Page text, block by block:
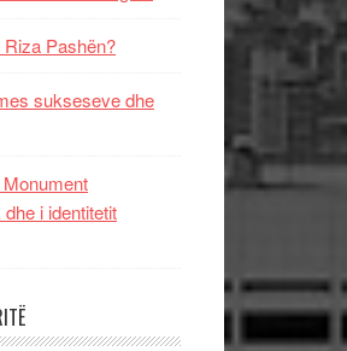
Pashën?
sukseseve dhe
i identitetit